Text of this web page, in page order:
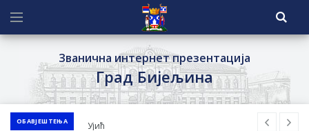
Званична интернет презентација
Град Бијељина
ОБАВЈЕШТЕЊА
ЈАВНИ ПОЗИВ ЗА ПРИЈАВУ